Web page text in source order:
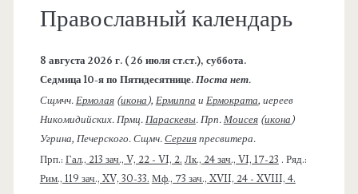
Православный календарь
8 августа 2026 г. ( 26 июля ст.ст.), суббота.
Седмица 10-я по Пятидесятнице.Поста нет.
Сщмчч.Ермолая(икона), Ермиппа и Ермократа, иереев
Никомидийских. Прмц.Параскевы. Прп.Моисея(икона)
Угрина, Печерского. Сщмч.Сергияпресвитера.
Прп.: Гал., 213 зач., V, 22 - VI, 2. Лк., 24 зач., VI, 17-23 . Ряд.:
Рим., 119 зач., XV, 30-33. Мф., 73 зач., XVII, 24 - XVIII, 4.